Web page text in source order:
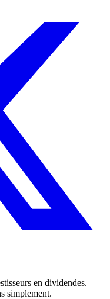
en dividendes.
simplement.